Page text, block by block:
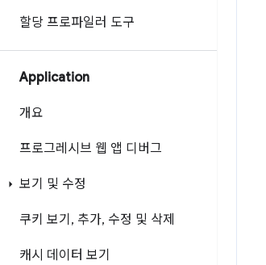
할당 프로파일러 도구
Application
개요
프로그레시브 웹 앱 디버그
보기 및 수정
쿠키 보기 , 추가, 수정 및 삭제
캐시 데이터 보기